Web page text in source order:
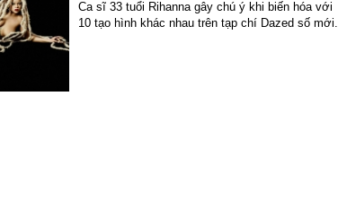
Ca sĩ 33 tuổi Rihanna gây chú ý khi biến hóa với
10 tạo hình khác nhau trên tạp chí Dazed số mới.